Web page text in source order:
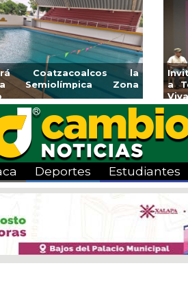
Invita Ayuntamiento de Veracruz
a Temporada de Artes “Escena
Viva”
Deportes Estudiantes